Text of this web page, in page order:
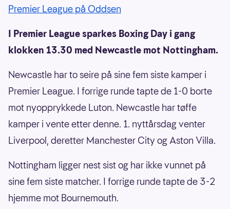
Premier League på Oddsen
I Premier League sparkes Boxing Day i gang
klokken 13.30 med Newcastle mot Nottingham.
Newcastle har to seire på sine fem siste kamper i
Premier League. I forrige runde tapte de 1-0 borte
mot nyopprykkede Luton. Newcastle har tøffe
kamper i vente etter denne. 1. nyttårsdag venter
Liverpool, deretter Manchester City og Aston Villa.
Nottingham ligger nest sist og har ikke vunnet på
sine fem siste matcher. I forrige runde tapte de 3-2
hjemme mot Bournemouth.